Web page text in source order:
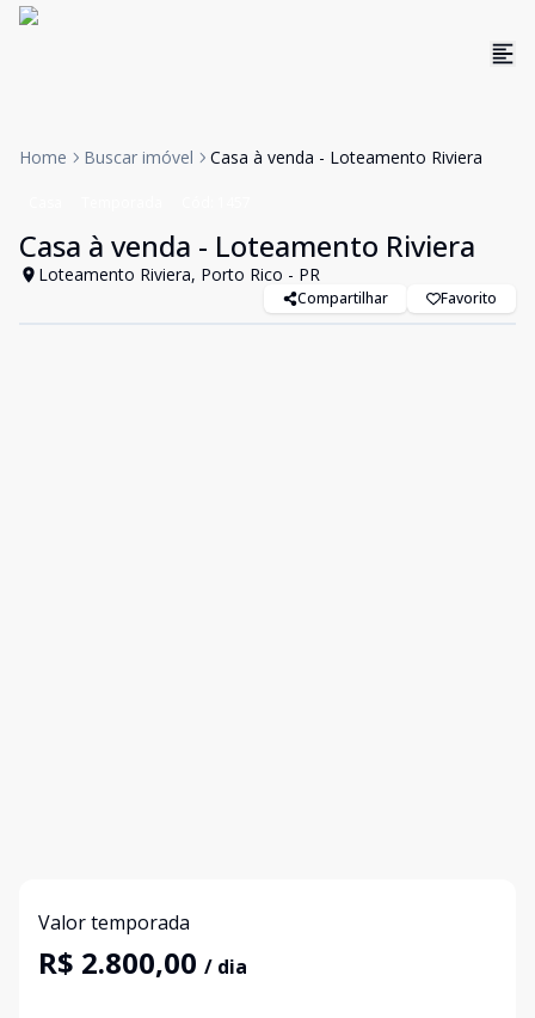
Home Buscar imóvel Casa à venda - Loteamento Riviera
Casa à venda - Loteamento Riviera
Loteamento Riviera, Porto Rico - PR
Compartilhar Favorito
Valor temporada
R$ 2.800,00 / dia